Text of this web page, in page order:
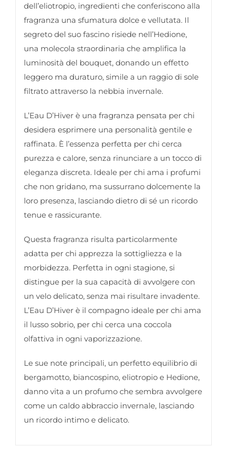
dell’eliotropio, ingredienti che conferiscono alla
fragranza una sfumatura dolce e vellutata. Il
segreto del suo fascino risiede nell’Hedione,
una molecola straordinaria che amplifica la
luminosità del bouquet, donando un effetto
leggero ma duraturo, simile a un raggio di sole
filtrato attraverso la nebbia invernale.
L’Eau D’Hiver è una fragranza pensata per chi
desidera esprimere una personalità gentile e
raffinata. È l’essenza perfetta per chi cerca
purezza e calore, senza rinunciare a un tocco di
eleganza discreta. Ideale per chi ama i profumi
che non gridano, ma sussurrano dolcemente la
loro presenza, lasciando dietro di sé un ricordo
tenue e rassicurante.
Questa fragranza risulta particolarmente
adatta per chi apprezza la sottigliezza e la
morbidezza. Perfetta in ogni stagione, si
distingue per la sua capacità di avvolgere con
un velo delicato, senza mai risultare invadente.
L’Eau D’Hiver è il compagno ideale per chi ama
il lusso sobrio, per chi cerca una coccola
olfattiva in ogni vaporizzazione.
Le sue note principali, un perfetto equilibrio di
bergamotto, biancospino, eliotropio e Hedione,
danno vita a un profumo che sembra avvolgere
come un caldo abbraccio invernale, lasciando
un ricordo intimo e delicato.